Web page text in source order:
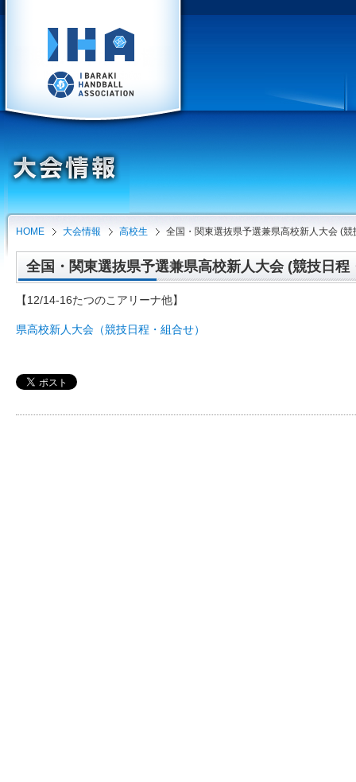
HOME 大会情報 高校生 全国・関東選抜県予選兼県高校新人大会 (
全国・関東選抜県予選兼県高校新人大会 (競技日
【12/14-16たつのこアリーナ他】
県高校新人大会（競技日程・組合せ）